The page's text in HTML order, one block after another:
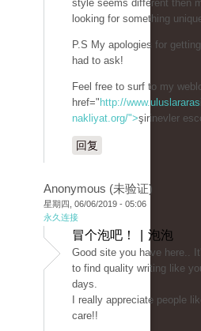
style seems different then
looking for something
P.S My apologies for
had to ask!
Feel free to surf to my
href=" http://
nakliyat.org/">şirinevler
回复
Anonymous (未验证)
星期四, 06/06/2019 - 05:06
永久连接
冒个泡吧！ | 泡泡
Good site you have here..
to find quality writing like
days.
I really appreciate people
care!!